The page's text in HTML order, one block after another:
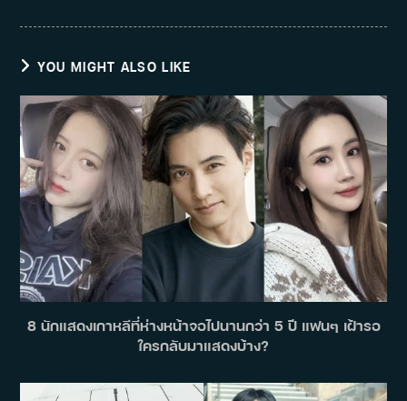
YOU MIGHT ALSO LIKE
8 นักแสดงเกาหลีที่ห่างหน้าจอไปนานกว่า 5 ปี แฟนๆ เฝ้ารอ
ใครกลับมาแสดงบ้าง?